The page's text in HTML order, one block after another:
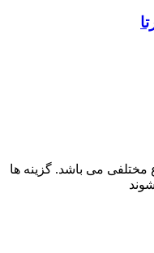
مختلفی می باشد. گزینه ها